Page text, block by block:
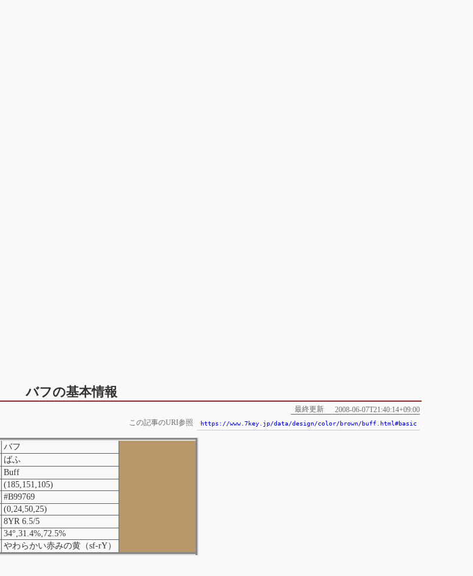
バフの基本情報
最終更新
2008-06-07T21:40:14+09:00
この記事のURI参照
https://www.7key.jp/data/design/color/brown/buff.html#basic
バフ
ばふ
Buff
(185,151,105)
#B99769
(0,24,50,25)
8YR 6.5/5
34°,31.4%,72.5%
やわらかい赤みの黄（sf-rY）